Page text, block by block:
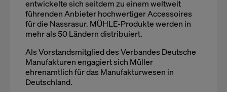
entwickelte sich seitdem zu einem weltweit
führenden Anbieter hochwertiger Accessoires
für die Nassrasur. MÜHLE-Produkte werden in
mehr als 50 Ländern distribuiert.
Als Vorstandsmitglied des Verbandes Deutsche
Manufakturen engagiert sich Müller
ehrenamtlich für das Manufakturwesen in
Deutschland.